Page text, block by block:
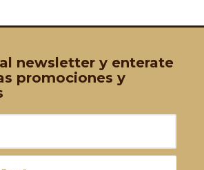
newsletter y enterate
promociones y